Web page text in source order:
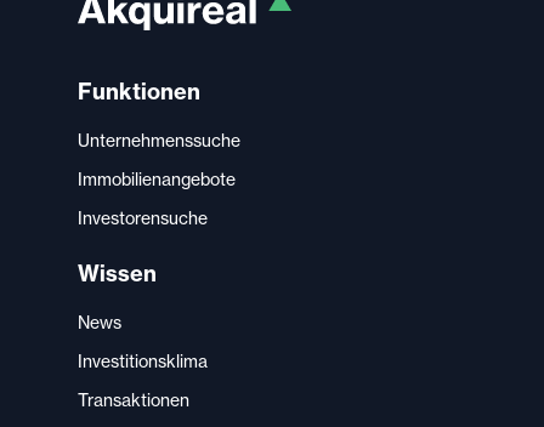
Funktionen
Unternehmenssuche
Immobilienangebote
Investorensuche
Wissen
News
Investitionsklima
Transaktionen